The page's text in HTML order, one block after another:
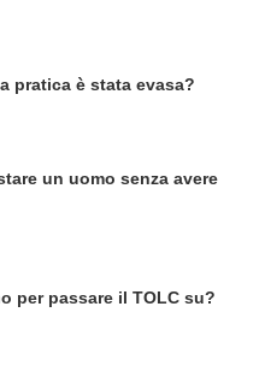
pratica è stata evasa?
un uomo senza avere
per passare il TOLC su?